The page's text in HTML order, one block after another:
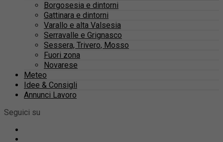
Borgosesia e dintorni
Gattinara e dintorni
Varallo e alta Valsesia
Serravalle e Grignasco
Sessera, Trivero, Mosso
Fuori zona
Novarese
Meteo
Idee & Consigli
Annunci Lavoro
Seguici su